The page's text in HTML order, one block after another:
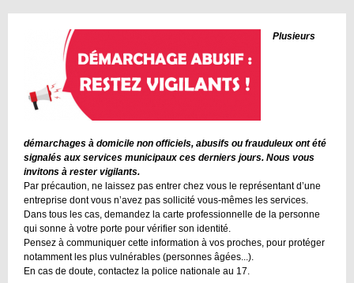
Plusieurs
démarchages à domicile non officiels, abusifs ou frauduleux ont été
signalés aux services municipaux ces derniers jours. Nous vous
invitons à rester vigilants.
Par précaution, ne laissez pas entrer chez vous le représentant d’une
entreprise dont vous n’avez pas sollicité vous-mêmes les services.
Dans tous les cas, demandez la carte professionnelle de la personne
qui sonne à votre porte pour vérifier son identité.
Pensez à communiquer cette information à vos proches, pour protéger
notamment les plus vulnérables (personnes âgées...).
En cas de doute, contactez la police nationale au 17.